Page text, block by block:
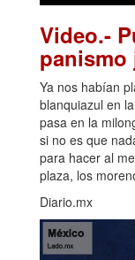
Video.-
panismo
Ya nos habían
blanquiazul en
pasa en la
si no es que
para hacer al
plaza, los
Diario.mx